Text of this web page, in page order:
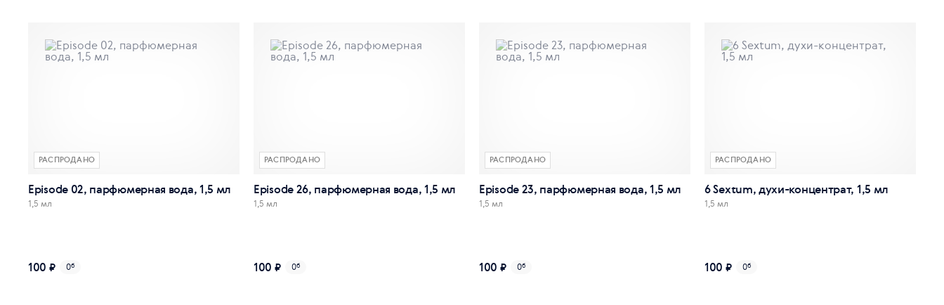
РАСПРОДАНО
Episode 02, парфюмерная вода, 1,5 мл
1,5 мл
100 ₽ 0б
РАСПРОДАНО
Episode 26, парфюмерная вода, 1,5 мл
1,5 мл
100 ₽ 0б
РАСПРОДАНО
Episode 23, парфюмерная вода, 1,5 мл
1,5 мл
100 ₽ 0б
РАСПРОДАНО
6 Sextum, духи-концентрат, 1,5 мл
1,5 мл
100 ₽ 0б